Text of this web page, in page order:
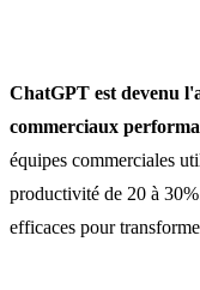
ChatGPT est devenu
commerciaux
équipes commerciales
productivité de 20 à
efficaces pour